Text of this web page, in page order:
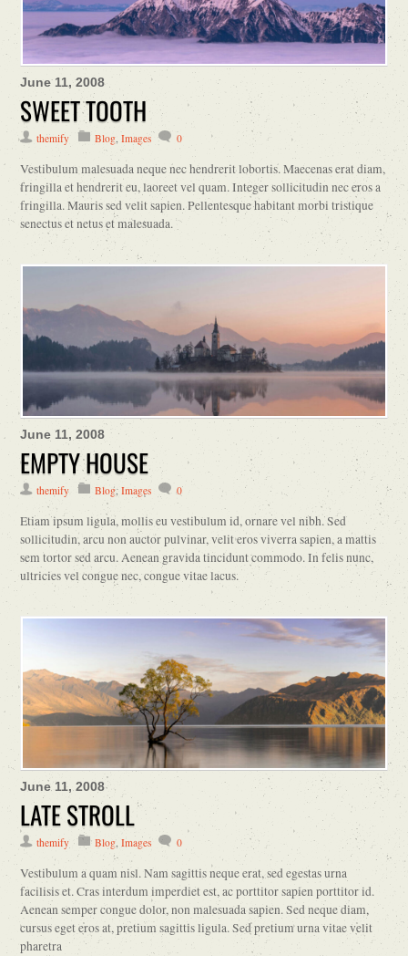
June 11, 2008
SWEET TOOTH
themify Blog ,Images 0
Vestibulum malesuada neque nec hendrerit lobortis. Maecenas erat diam,
fringilla et hendrerit eu, laoreet vel quam. Integer sollicitudin nec eros a
fringilla. Mauris sed velit sapien. Pellentesque habitant morbi tristique
senectus et netus et malesuada.
June 11, 2008
EMPTY HOUSE
themify Blog,Images 0
Etiam ipsum ligula, mollis eu vestibulum id, ornare vel nibh. Sed
sollicitudin, arcu non auctor pulvinar, velit eros viverra sapien, a mattis
sem tortor sed arcu. Aenean gravida tincidunt commodo. In felis nunc,
ultricies vel congue nec, congue vitae lacus.
June 11, 2008
LATE STROLL
themify Blog,Images 0
Vestibulum a quam nisl. Nam sagittis neque erat, sed egestas urna
facilisis et. Cras interdum imperdiet est, ac porttitor sapien porttitor id.
Aenean semper congue dolor, non malesuada sapien. Sed neque diam,
cursus eget eros at, pretium sagittis ligula. Sed pretium urna vitae velit
pharetra